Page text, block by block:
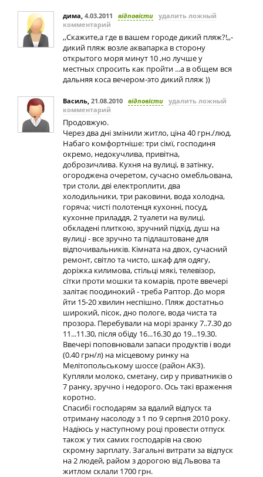
дима, 4.03.2011 відповісти удалить ложный
комментарий
,,Скажите,а где в вашем городе дикий пляж?!,,-
дикий пляж возле аквапарка в сторону
открытого моря минут 10 ,но лучше у
местных спросить как пройти ...а в общем вся
дальняя коса вечером-это дикий пляж ))
Василь, 21.08.2010 відповісти удалить ложный
комментарий
Продовжую.
Через два дні змінили житло, ціна 40 грн./люд.
Набаго комфортніше: три сімї, господиня
окремо, недокучлива, привітна,
доброзичлива. Кухня на вулиці, в затінку,
огороджена очеретом, сучасно омебльована,
три столи, дві електроплити, два
холодильники, три раковини, вода холодна,
горяча; чисті полотенця кухонні, посуд,
кухонне приладдя, 2 туалети на вулиці,
обкладені плиткою, зручний підхід, душ на
вулиці - все зручно та підлаштоване для
відпочивальників. Кімната на двох, сучасний
ремонт, світло та чисто, шкаф для одягу,
доріжка килимова, стільці мякі, телевізор,
сітки проти мошки та комарів, проте ввечері
залітає поодинокий - треба Раптор. До моря
йти 15-20 хвилин неспішно. Пляж достатньо
широкий, пісок, дно пологе, вода чиста та
прозора. Перебували на морі зранку 7..7.30 до
11...11.30, після обіду 16...16.30 до 19...19.30.
Ввечері поповнювали запаси продуктів і води
(0.40 грн/л) на місцевому ринку на
Мелітопольському шоссе (район АКЗ).
Купляли молоко, сметану, сир у приватників о
7 ранку, зручно і недорого. Ось такі враження
коротно.
Спасибі господарям за вдалий відпуск та
отриману насолоду з 1 по 9 серпня 2010 року.
Надіюсь у наступному році провести отпуск
також у тих самих господарів на свою
скромну зарплату. Загальні витрати за відпуск
на 2 людей, райом з дорогою від Львова та
житлом склали 1700 грн.